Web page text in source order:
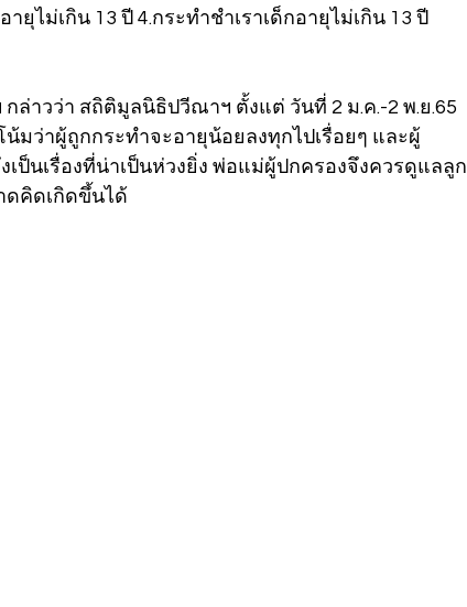
ยุไม่เกิน 13 ปี 4.กระทำชำเราเด็กอายุไม่เกิน 13 ปี
าวว่า สถิติมูลนิธิปวีณาฯ ตั้งแต่ วันที่ 2 ม.ค.-2 พ.ย.65
ว่าผู้ถูกกระทำจะอายุน้อยลงทุกไปเรื่อยๆ และผู้
ป็นเรื่องที่น่าเป็นห่วงยิ่ง พ่อแม่ผู้ปกครองจึงควรดูแลลูก
ดคิดเกิดขึ้นได้